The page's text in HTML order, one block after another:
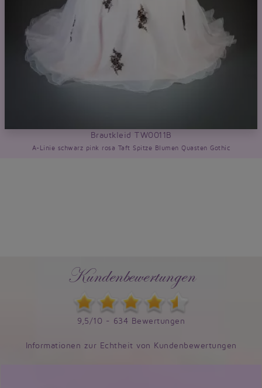
Brautkleid TW0011B
A-Linie schwarz pink rosa Taft Spitze Blumen Quasten Gothic
Kundenbewertungen
9,5/10 - 634 Bewertungen
Informationen zur Echtheit von Kundenbewertungen